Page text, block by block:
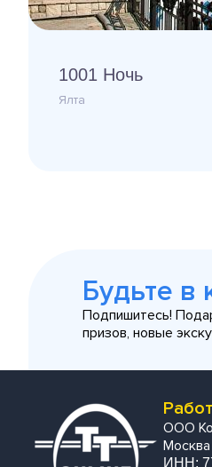
1001 Ночь
Ялта
Будьте в
Подпишитесь!
призов, новые
ООО
Москва
ИНН: